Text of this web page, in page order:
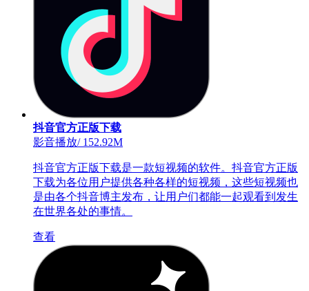
抖音官方正版下载
影音播放/152.92M
抖音官方正版下载是一款短视频的软件。抖音官方正版
下载为各位用户提供各种各样的短视频，这些短视频也
是由各个抖音博主发布，让用户们都能一起观看到发生
在世界各处的事情。
查看